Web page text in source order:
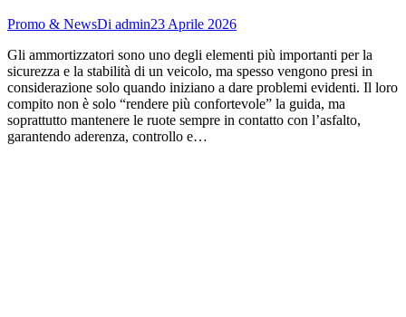
Promo & NewsDi admin23 Aprile 2026
Gli ammortizzatori sono uno degli elementi più importanti per la
sicurezza e la stabilità di un veicolo, ma spesso vengono presi in
considerazione solo quando iniziano a dare problemi evidenti. Il loro
compito non è solo “rendere più confortevole” la guida, ma
soprattutto mantenere le ruote sempre in contatto con l’asfalto,
garantendo aderenza, controllo e…